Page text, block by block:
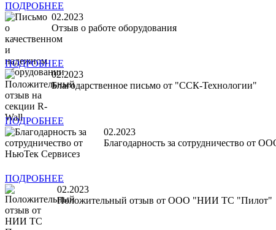
ПОДРОБНЕЕ
02.2023
Отзыв о работе оборудования
ПОДРОБНЕЕ
02.2023
Благодарственное письмо от "ССК-Технологии"
ПОДРОБНЕЕ
02.2023
Благодарность за сотрудничество от
ПОДРОБНЕЕ
02.2023
Положительный отзыв от ООО "НИИ ТС "Пилот"